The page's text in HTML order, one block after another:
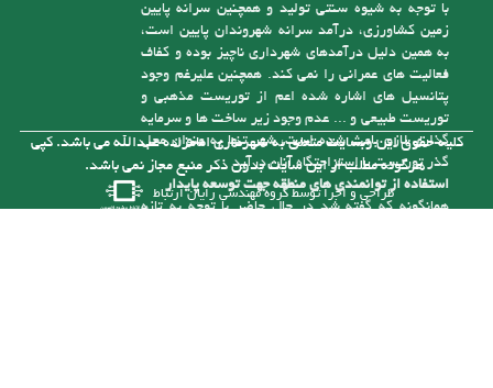
با توجه به شیوه سنتی تولید و همچنین سرانه پایین
زمین کشاورزی، درآمد سرانه شهروندان پایین است،
به همین دلیل درآمدهای شهرداری ناچیز بوده و کفاف
فعالیت های عمرانی را نمی کند. همچنین علیرغم وجود
پتانسیل های اشاره شده اعم از توریست مذهبی و
توریست طبیعی و ... عدم وجود زیر ساخت ها و سرمایه
گذاری لازم باعث شده است، شهر تنها به عنوان محل
گذر توریست یا استراحتگاه آنان درآید
استفاده از توانمندی های منطقه جهت توسعه پایدار
همانگونه که گفته شد در حال حاضر با توجه به تازه
کلیه حقوق این وبسایت متعلق به شهرداری امامزاده عبدالله می باشد. کپی
هرگونه مطلب از این سایت بدون ذکر منبع مجاز نمی باشد.
طراحی و اجرا توسطگروه مهندسی رایان ارتباط